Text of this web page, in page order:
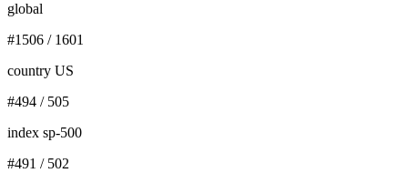
global
#1506 / 1601
country US
#494 / 505
index sp-500
#491 / 502